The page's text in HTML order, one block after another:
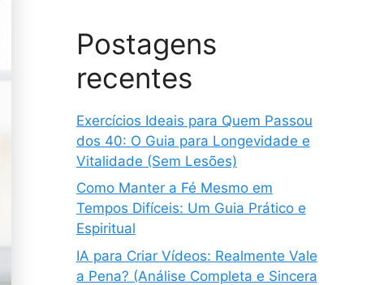
Postagens
recentes
Exercícios Ideais para Quem Passou
dos 40: O Guia para Longevidade e
Vitalidade (Sem Lesões)
Como Manter a Fé Mesmo em
Tempos Difíceis: Um Guia Prático e
Espiritual
IA para Criar Vídeos: Realmente Vale
a Pena? (Análise Completa e Sincera